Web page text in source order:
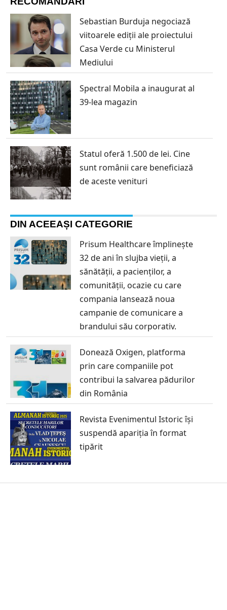
Sebastian Burduja negociază
viitoarele ediții ale proiectului
Casa Verde cu Ministerul
Mediului
Spectral Mobila a inaugurat al
39-lea magazin
Statul oferă 1.500 de lei. Cine
sunt românii care beneficiază
de aceste venituri
DIN ACEEAȘI CATEGORIE
Prisum Healthcare împlinește
32 de ani în slujba vieții, a
sănătății, a pacienților, a
comunității, ocazie cu care
compania lansează noua
campanie de comunicare a
brandului său corporativ.
Donează Oxigen, platforma
prin care companiile pot
contribui la salvarea pădurilor
din România
Revista Evenimentul Istoric își
suspendă apariția în format
tipărit